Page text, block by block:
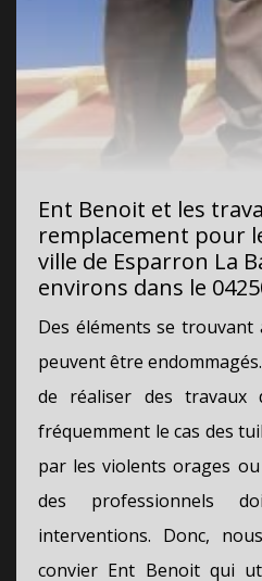
Ent Benoit et les
remplacement pour
ville de Esparron La
environs dans le
Des éléments se
peuvent être
de réaliser des travaux
fréquemment le cas des
par les violents orages
des professionnels
interventions. Donc,
convier Ent Benoit qui